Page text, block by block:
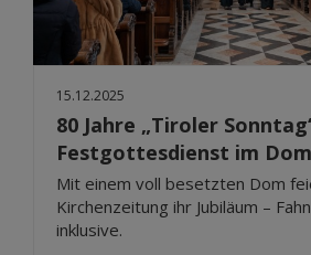
15.12.2025
80 Jahre „Tiroler
Festgottesdienst im Dom
Mit einem voll besetzten Dom
Kirchenzeitung ihr Jubiläum –
inklusive.